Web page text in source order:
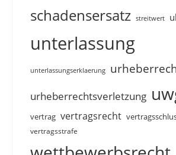
schadensersatz streitwert
unterlassung
unterlassungserklaerung
urheberrechtsverletzung
vertrag vertragsrecht
vertragsstrafe